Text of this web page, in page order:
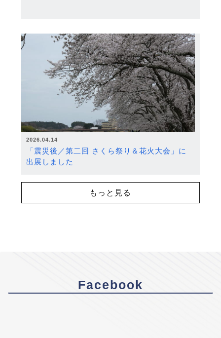
2026.04.14
「震災後／第二回 さくら祭り＆花火大会」に
出展しました
もっと見る
Facebook